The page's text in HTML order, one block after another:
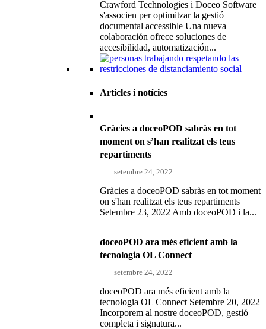
Crawford Technologies i Doceo Software
s'associen per optimitzar la gestió
documental accessible Una nueva
colaboración ofrece soluciones de
accesibilidad, automatización...
Articles i notícies
Gràcies a doceoPOD sabràs en tot
moment on s’han realitzat els teus
repartiments
setembre 24, 2022
Gràcies a doceoPOD sabràs en tot moment
on s'han realitzat els teus repartiments
Setembre 23, 2022 Amb doceoPOD i la...
doceoPOD ara més eficient amb la
tecnologia OL Connect
setembre 24, 2022
doceoPOD ara més eficient amb la
tecnologia OL Connect Setembre 20, 2022
Incorporem al nostre doceoPOD, gestió
completa i signatura...